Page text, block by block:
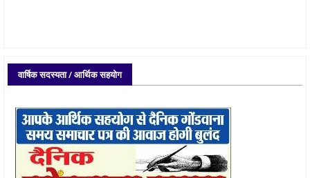
वार्षिक सदस्यता / आर्थिक सहयोग